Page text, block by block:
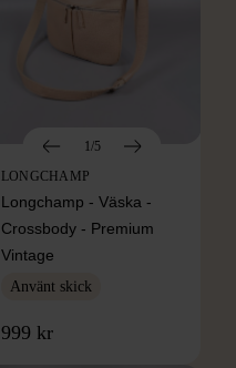
1/5
LONGCHAMP
Longchamp - Väska -
Crossbody - Premium
Vintage
Använt skick
999 kr